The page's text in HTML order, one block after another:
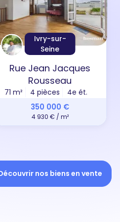
Ivry-sur-
Seine
Rue Jean Jacques
Rousseau
71 m² 4 pièces 4e ét.
350 000 €
4 930 € / m²
nos biens en vente